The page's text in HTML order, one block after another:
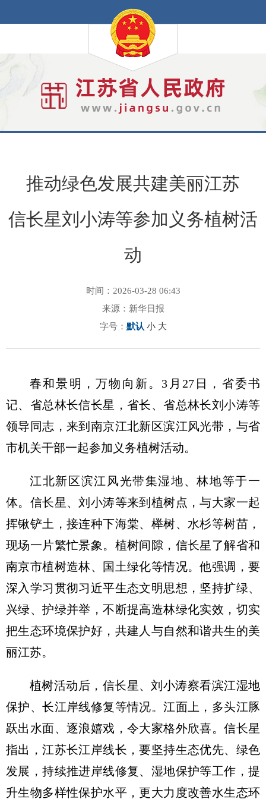
推动绿色发展共建美丽江苏
信长星刘小涛等参加义务植树活
动
时间：2026-03-28 06:43
来源：新华日报
字号： 默认 小 大
春和景明，万物向新。3月27日，省委书
记、省总林长信长星，省长、省总林长刘小涛等
领导同志，来到南京江北新区滨江风光带，与省
市机关干部一起参加义务植树活动。
江北新区滨江风光带集湿地、林地等于一
体。信长星、刘小涛等来到植树点，与大家一起
挥锹铲土，接连种下海棠、榉树、水杉等树苗，
现场一片繁忙景象。植树间隙，信长星了解省和
南京市植树造林、国土绿化等情况。他强调，要
深入学习贯彻习近平生态文明思想，坚持扩绿、
兴绿、护绿并举，不断提高造林绿化实效，切实
把生态环境保护好，共建人与自然和谐共生的美
丽江苏。
植树活动后，信长星、刘小涛察看滨江湿地
保护、长江岸线修复等情况。江面上，多头江豚
跃出水面、逐浪嬉戏，令大家格外欣喜。信长星
指出，江苏长江岸线长，要坚持生态优先、绿色
发展，持续推进岸线修复、湿地保护等工作，提
升生物多样性保护水平，更大力度改善水生态环